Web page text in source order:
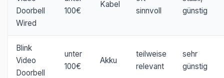
Doorbell
Wired
100€
Kabel
sinnvoll
günstig
Blink
Video
Doorbell
unter
100€
Akku
teilweise
relevant
sehr
günstig